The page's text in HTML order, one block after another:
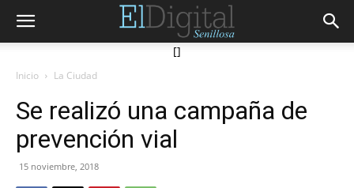
[]
Inicio La Ciudad
Se realizó una campaña de
prevención vial
15 noviembre, 2018